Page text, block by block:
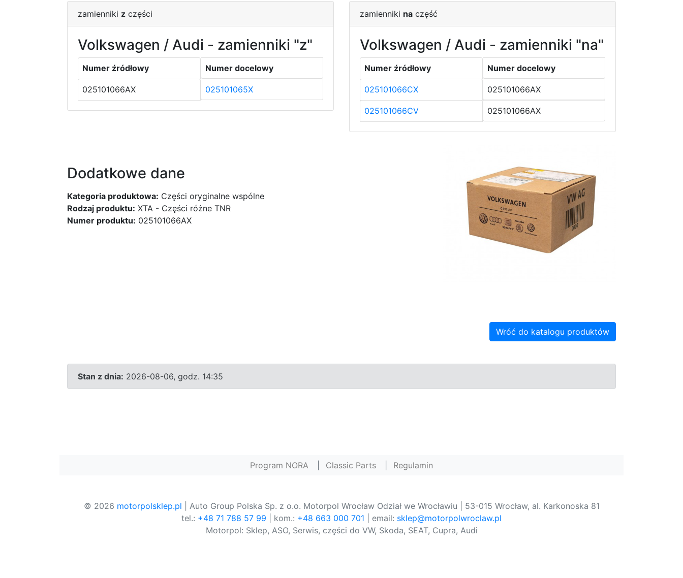
zamienniki z części
Volkswagen / Audi - zamienniki "z"
Numer źródłowy Numer docelowy
025101066AX 025101065X
zamienniki na część
Volkswagen / Audi - zamienniki "na"
Numer źródłowy Numer docelowy
025101066CX 025101066AX
025101066CV 025101066AX
Dodatkowe dane
Kategoria produktowa: Części oryginalne wspólne
Rodzaj produktu: XTA - Części różne TNR
Numer produktu: 025101066AX
Wróć do katalogu produktów
Stan z dnia: 2026-08-06, godz. 14:35
Program NORA Classic Parts Regulamin
© 2026 motorpolsklep.pl | Auto Group Polska Sp. z o.o. Motorpol Wrocław Odział we Wrocławiu | 53-015 Wrocław, al. Karkonoska 81
tel.: +48 71 788 57 99 | kom.: +48 663 000 701 | email: sklep@motorpolwroclaw.pl
Motorpol: Sklep, ASO, Serwis, części do VW, Skoda, SEAT, Cupra, Audi